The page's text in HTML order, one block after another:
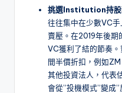
挑選Institution持股
往往集中在少數VC
賣壓。在2019年後期
VC獲利了結的節奏
間半價折扣，例如
其他投資法人，代表
會從”投機模式”變成